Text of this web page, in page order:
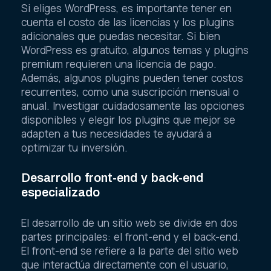
Si eliges WordPress, es importante tener en
cuenta el costo de las licencias y los plugins
adicionales que puedas necesitar. Si bien
WordPress es gratuito, algunos temas y plugins
premium requieren una licencia de pago.
Además, algunos plugins pueden tener costos
recurrentes, como una suscripción mensual o
anual. Investigar cuidadosamente las opciones
disponibles y elegir los plugins que mejor se
adapten a tus necesidades te ayudará a
optimizar tu inversión.
Desarrollo front-end y back-end
especializado
El desarrollo de un sitio web se divide en dos
partes principales: el front-end y el back-end.
El front-end se refiere a la parte del sitio web
que interactúa directamente con el usuario,